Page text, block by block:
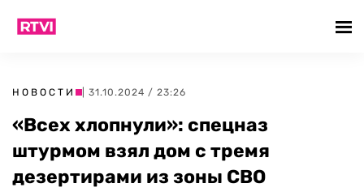
НОВОСТИ | 31.10.2024 / 23:26
«Всех хлопнули»: спецназ
штурмом взял дом с тремя
дезертирами из зоны СВО